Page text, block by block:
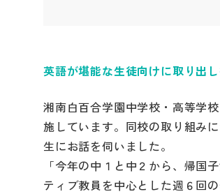
英語が堪能な生徒向けに取り出
湘南白百合学園中学校・高等学
施しています。同校の取り組み
生にお話を伺いました。
「今年の中１と中２から、帰国
ティブ教員を中心とした週６回